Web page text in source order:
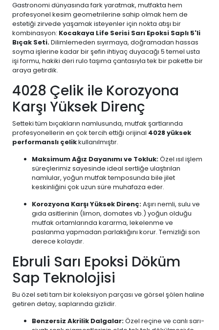
Gastronomi dünyasında fark yaratmak, mutfakta hem
profesyonel kesim geometrilerine sahip olmak hem de
estetiği zirvede yaşamak isteyenler için nokta atışı bir
kombinasyon: Kocakaya Life Serisi Sarı Epoksi Saplı 5'li
Bıçak Seti.Dilimlemeden sıyırmaya, doğramadan hassas
soyma işlerine kadar bir şefin ihtiyaç duyacağı 5 temel usta
işi formu, hakiki deri rulo taşıma çantasıyla tek bir pakette bir
araya getirdik.
4028 Çelik ile Korozyona
Karşı Yüksek Direnç
Setteki tüm bıçakların namlusunda, mutfak şartlarında
profesyonellerin en çok tercih ettiği orijinal 4028 yüksek
performanslı çelikkullanılmıştır.
Maksimum Ağız Dayanımı ve Tokluk:Özel ısıl işlem
süreçlerimiz sayesinde ideal sertliğe ulaştırılan
namlular, yoğun mutfak temposunda bile jilet
keskinliğini çok uzun süre muhafaza eder.
Korozyona Karşı Yüksek Direnç:Aşırı nemli, sulu ve
gıda asitlerinin (limon, domates vb.) yoğun olduğu
mutfak ortamlarında kararma, lekelenme ve
paslanma yapmadan parlaklığını korur. Temizliği son
derece kolaydır.
Ebruli Sarı Epoksi Döküm
Sap Teknolojisi
Bu özel seti tam bir koleksiyon parçası ve görsel şölen haline
getiren detay, saplarında gizlidir.
Benzersiz Akrilik Dalgalar:Özel reçine ve canlı sarı-